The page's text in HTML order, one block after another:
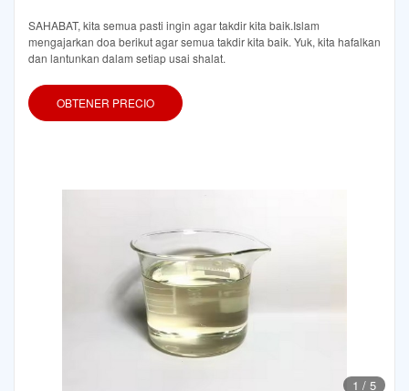
SAHABAT, kita semua pasti ingin agar takdir kita baik.Islam
mengajarkan doa berikut agar semua takdir kita baik. Yuk, kita hafalkan
dan lantunkan dalam setiap usai shalat.
OBTENER PRECIO
1 / 5